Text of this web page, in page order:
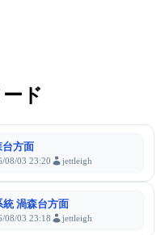
ド
台方面
08/03 23:20 jettleigh
統 渦森台方面
08/03 23:18 jettleigh